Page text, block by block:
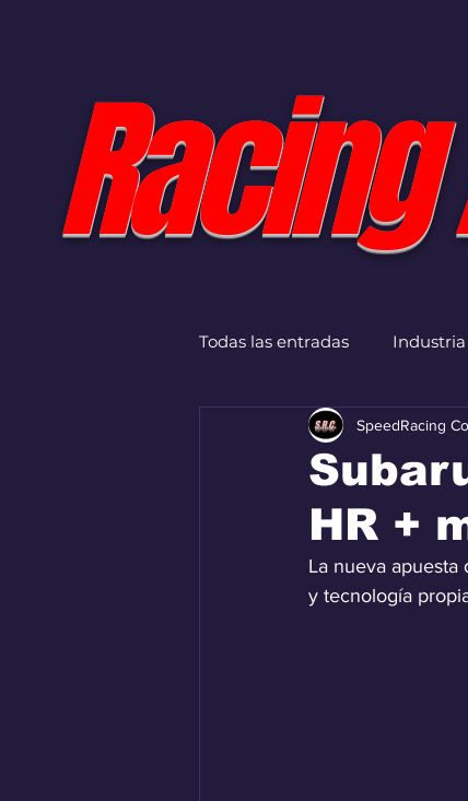
Todas las entradas Industria
HR +
SpeedRacing
La nueva
y tecnología